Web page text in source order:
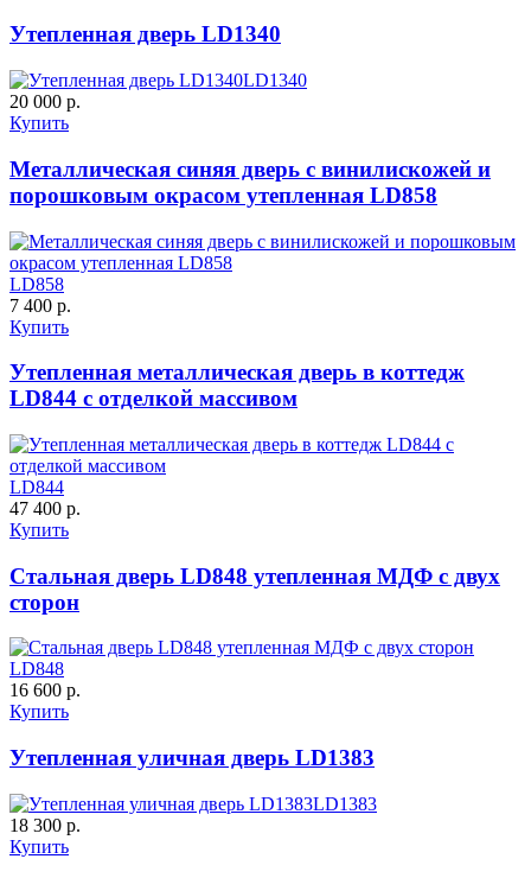
"Крокодил"
ДНТ ДС
ДУБ БЕЛЁНЫЙ ДЗП
К-10 60
C59 C60
C61
Утепленная дверь LD1340
LD1340
20 000 р.
Купить
Металлическая синяя дверь с винилискожей и
порошковым окрасом утепленная LD858
LD858
7 400 р.
Купить
Утепленная металлическая дверь в коттедж
LD844 с отделкой массивом
LD844
47 400 р.
Купить
Стальная дверь LD848 утепленная МДФ с двух
сторон
LD848
16 600 р.
Купить
Утепленная уличная дверь LD1383
LD1383
18 300 р.
Купить